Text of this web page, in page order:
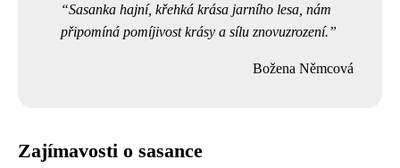
Sasanka hajní, křehká krása jarního lesa, nám
připomíná pomíjivost krásy a sílu znovuzrození.
Božena Němcová
Zajímavosti o sasance